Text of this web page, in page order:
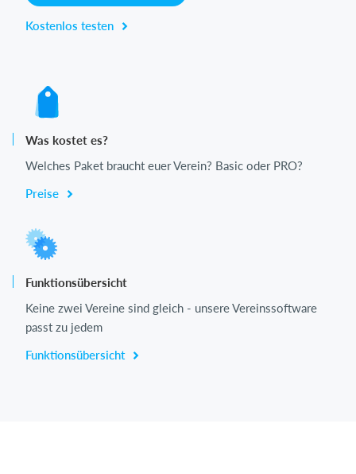
Kostenlos testen
Was kostet es?
Welches Paket braucht euer Verein? Basic oder PRO?
Preise
Funktionsübersicht
Keine zwei Vereine sind gleich - unsere Vereinssoftware
passt zu jedem
Funktionsübersicht